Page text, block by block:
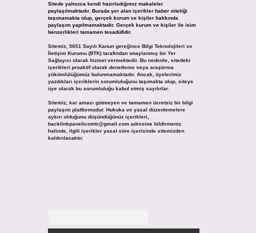
Sitede yalnızca kendi hazırladığımız makaleler
paylaşılmaktadır. Burada yer alan içerikler haber niteliği
taşımamakta olup, gerçek kurum ve kişiler hakkında
paylaşım yapılmamaktadır. Gerçek kurum ve kişiler ile isim
benzerlikleri tamamen tesadüfidir.
Sitemiz, 5651 Sayılı Kanun gereğince Bilgi Teknolojileri ve
İletişim Kurumu (BTK) tarafından onaylanmış bir Yer
Sağlayıcı olarak hizmet vermektedir. Bu nedenle, sitedeki
içerikleri proaktif olarak denetleme veya araştırma
yükümlülüğümüz bulunmamaktadır. Ancak, üyelerimiz
yazdıkları içeriklerin sorumluluğunu taşımakta olup, siteye
üye olarak bu sorumluluğu kabul etmiş sayılırlar.
Sitemiz, kar amacı gütmeyen ve tamamen ücretsiz bir bilgi
paylaşım platformudur. Hukuka ve yasal düzenlemelere
aykırı olduğunu düşündüğünüz içerikleri,
backlinkpanelicomtr@gmail.comadresine bildirmeniz
halinde, ilgili içerikler yasal süre içerisinde sitemizden
kaldırılacaktır.